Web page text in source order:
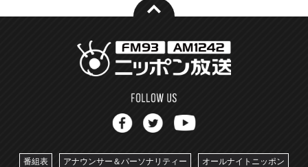
番組表 アナウンサー＆パーソナリティー オールナイトニッポン